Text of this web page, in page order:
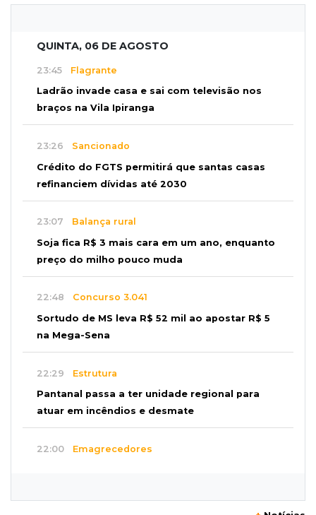
QUINTA, 06 DE AGOSTO
23:45 Flagrante
Ladrão invade casa e sai com televisão nos
braços na Vila Ipiranga
23:26 Sancionado
Crédito do FGTS permitirá que santas casas
refinanciem dívidas até 2030
23:07 Balança rural
Soja fica R$ 3 mais cara em um ano, enquanto
preço do milho pouco muda
22:48 Concurso 3.041
Sortudo de MS leva R$ 52 mil ao apostar R$ 5
na Mega-Sena
22:29 Estrutura
Pantanal passa a ter unidade regional para
atuar em incêndios e desmate
22:00 Emagrecedores